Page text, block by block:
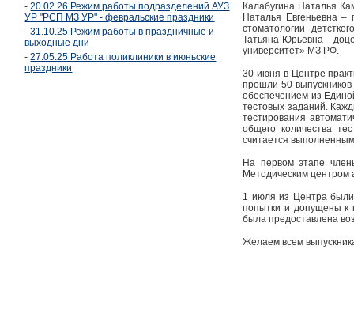
-20.02.26 Режим работы подразделений АУЗ
УР "РСП МЗ УР" - февральские праздники
-31.10.25 Режим работы в праздничные и
выходные дни
-27.05.25 Работа поликлиники в июньские
праздники
Калабугина Наталья
Наталья Евгеньевна
стоматологии
Татьяна Юрьевна –
университет» МЗ РФ.
30 июня в Центре
прошли 50 выпускников
обеспечением из
тестовых заданий.
тестирования
общего количества
считается
На первом этапе
Методическим центром
1 июля из Центра были
попытки и допущены к
была предоставлена
Желаем всем